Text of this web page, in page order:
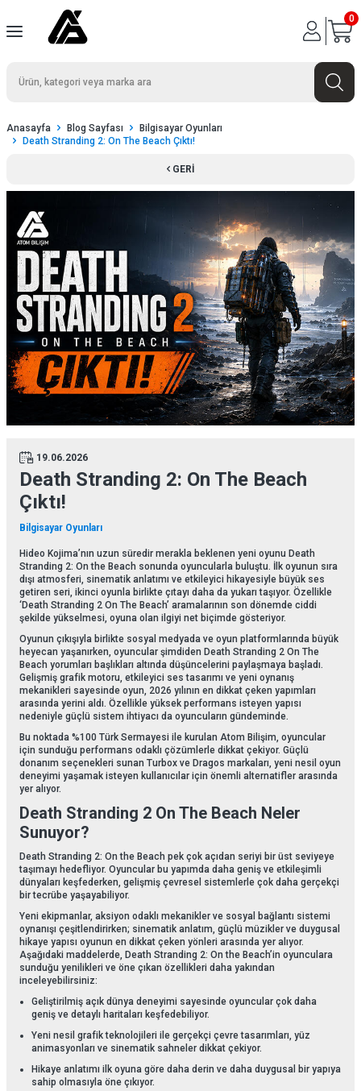
0
Anasayfa Blog Sayfası
Bilgisayar Oyunları
Death Stranding 2: On The Beach Çıktı!
GERI
19.06.2026
Death Stranding 2: On The Beach
Çıktı!
Bilgisayar Oyunları
Hideo Kojima’nın uzun süredir merakla beklenen yeni oyunu Death
Stranding 2: On the Beach sonunda oyuncularla buluştu. İlk oyunun sıra
dışı atmosferi, sinematik anlatımı ve etkileyici hikayesiyle büyük ses
getiren seri, ikinci oyunla birlikte çıtayı daha da yukarı taşıyor. Özellikle
‘Death Stranding 2 On The Beach’ aramalarının son dönemde ciddi
şekilde yükselmesi, oyuna olan ilgiyi net biçimde gösteriyor.
Oyunun çıkışıyla birlikte sosyal medyada ve oyun platformlarında büyük
heyecan yaşanırken, oyuncular şimdiden Death Stranding 2 On The
Beach yorumları başlıkları altında düşüncelerini paylaşmaya başladı.
Gelişmiş grafik motoru, etkileyici ses tasarımı ve yeni oynanış
mekanikleri sayesinde oyun, 2026 yılının en dikkat çeken yapımları
arasında yerini aldı. Özellikle yüksek performans isteyen yapısı
nedeniyle güçlü sistem ihtiyacı da oyuncuların gündeminde.
Bu noktada %100 Türk Sermayesi ile kurulan Atom Bilişim, oyuncular
için sunduğu performans odaklı çözümlerle dikkat çekiyor. Güçlü
donanım seçenekleri sunan Turbox ve Dragos markaları, yeni nesil oyun
deneyimi yaşamak isteyen kullanıcılar için önemli alternatifler arasında
yer alıyor.
Death Stranding 2 On The Beach Neler
Sunuyor?
Death Stranding 2: On the Beach pek çok açıdan seriyi bir üst seviyeye
taşımayı hedefliyor. Oyuncular bu yapımda daha geniş ve etkileşimli
dünyaları keşfederken, gelişmiş çevresel sistemlerle çok daha gerçekçi
bir tecrübe yaşayabiliyor.
Yeni ekipmanlar, aksiyon odaklı mekanikler ve sosyal bağlantı sistemi
oynanışı çeşitlendirirken; sinematik anlatım, güçlü müzikler ve duygusal
hikaye yapısı oyunun en dikkat çeken yönleri arasında yer alıyor.
Aşağıdaki maddelerde, Death Stranding 2: On the Beach’in oyunculara
sunduğu yenilikleri ve öne çıkan özellikleri daha yakından
inceleyebilirsiniz:
Geliştirilmiş açık dünya deneyimi sayesinde oyuncular çok daha
geniş ve detaylı haritaları keşfedebiliyor.
Yeni nesil grafik teknolojileri ile gerçekçi çevre tasarımları, yüz
animasyonları ve sinematik sahneler dikkat çekiyor.
Hikaye anlatımı ilk oyuna göre daha derin ve daha duygusal bir yapıya
sahip olmasıyla öne çıkıyor.